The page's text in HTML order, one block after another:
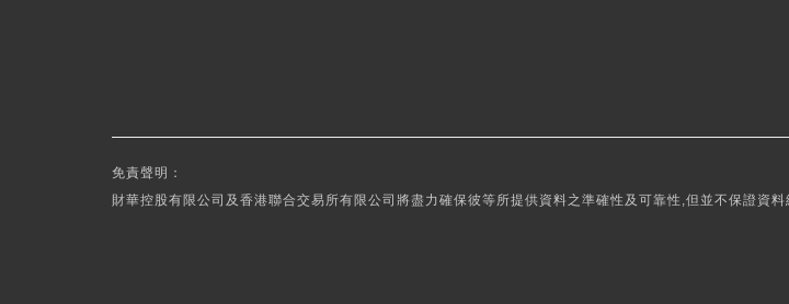
免責聲明：
財華控股有限公司及香港聯合交易所有限公司將盡力確保彼等所提供資料之準確性及可靠性,但並不保證資